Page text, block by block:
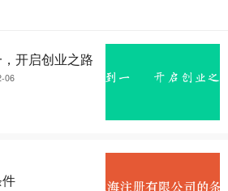
开启创业之路
06